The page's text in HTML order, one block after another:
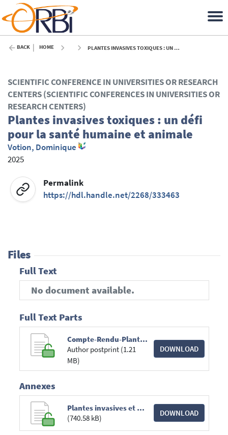
BACK HOME PLANTES INVASIVES TOXIQUES : UN DÉFI POUR LA SANTÉ HUMAINE ET ANIMALE - 2025
SCIENTIFIC CONFERENCE IN UNIVERSITIES OR RESEARCH
CENTERS (SCIENTIFIC CONFERENCES IN UNIVERSITIES OR
RESEARCH CENTERS)
Plantes invasives toxiques : un défi
pour la santé humaine et animale
Votion, Dominique
2025
Permalink
https://hdl.handle.net/2268/333463
Files
Full Text
No document available.
Full Text Parts
Compte-Rendu-Plantes invasives et maladies vectoriel...s pression climatique _ LIEGE CREATIVE.pdf
Author postprint (1.21
MB)
DOWNLOAD
Annexes
Plantes invasives et maladies vectoriel...s pression climatique _ LIEGE CREATIVE.pdf
(740.58 kB)
DOWNLOAD